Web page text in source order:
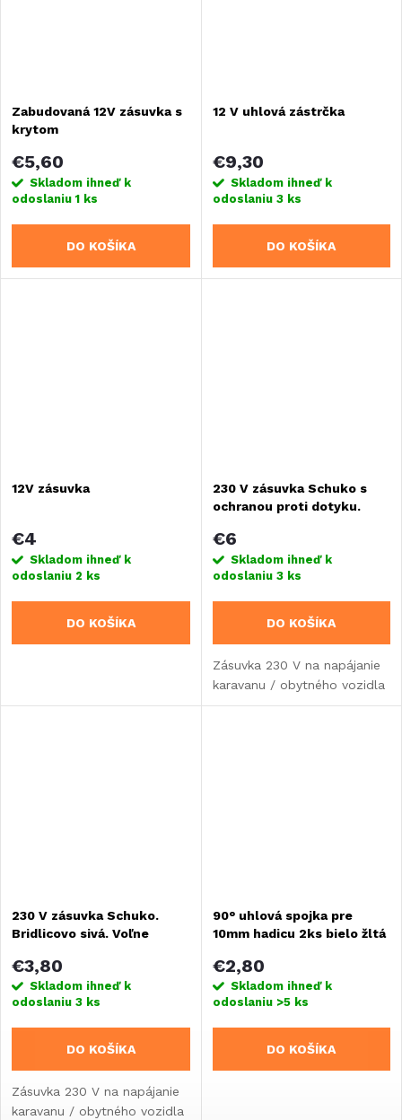
Zabudovaná 12V zásuvka s
krytom
€5,60
Skladom ihneď k
odoslaniu1 ks
DO KOŠÍKA
12 V uhlová zástrčka
€9,30
Skladom ihneď k
odoslaniu 3 ks
DO KOŠÍKA
12V zásuvka
€4
Skladom ihneď k
odoslaniu 2 ks
DO KOŠÍKA
230 V zásuvka Schuko s
ochranou proti dotyku.
položené, rozbalené.
€6
Skladom ihneď k
odoslaniu 3 ks
DO KOŠÍKA
Zásuvka 230 V na napájanie
karavanu / obytného vozidla
230 V zásuvka Schuko.
Bridlicovo sivá. Voľne
tovar.
€3,80
Skladom ihneď k
odoslaniu 3 ks
DO KOŠÍKA
Zásuvka 230 V na napájanie
karavanu / obytného vozidla
90° uhlová spojka pre
10mm hadicu 2ks bielo žltá
€2,80
Skladom ihneď k
odoslaniu >5 ks
DO KOŠÍKA